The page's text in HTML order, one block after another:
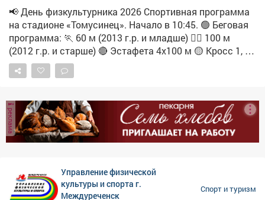
📢 День физкультурника 2026 Спортивная программа
на стадионе «Томусинец». Начало в 10:45. 🟢 Беговая
программа: 🏃 60 м (2013 г.р. и младше) 🏃‍♀️ 100 м
(2012 г.р. и старше) 🔴 Эстафета 4х100 м 🟡 Кросс 1, 2,
3 км 🍼 Забег «Карапузов» (до 3 лет) 🛡 Остальные
дисциплины: 💪 Армрестлинг 🗡 Метание ножа 🎯
волейбол 🏅 Уголок «ГТО» 🥳 Победителей и призёров
награждаем призами! Не пропусти главный
спортивный день лета!
реклама
Управление физической
культуры и спорта г.
Междуреченск
Спорт и туризм